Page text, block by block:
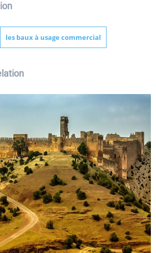
les baux à usage commercial